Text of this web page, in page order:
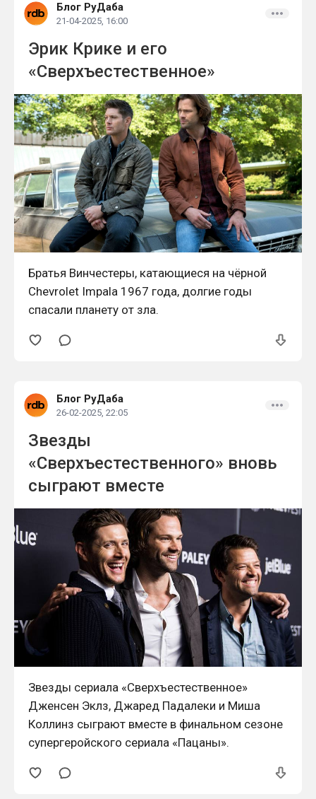
Блог РуДаба
21-04-2025, 16:00
Эрик Крике и его
«Сверхъестественное»
Братья Винчестеры, катающиеся на чёрной
Chevrolet Impala 1967 года, долгие годы
спасали планету от зла.
Блог РуДаба
26-02-2025, 22:05
Звезды
«Сверхъестественного» вновь
сыграют вместе
Звезды сериала «Сверхъестественное»
Дженсен Эклз, Джаред Падалеки и Миша
Коллинз сыграют вместе в финальном сезоне
супергеройского сериала «Пацаны».